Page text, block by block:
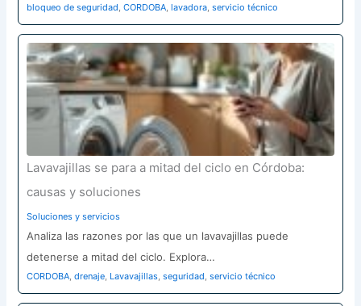
bloqueo de seguridad,CORDOBA,lavadora,servicio técnico
Lavavajillas se para a mitad del ciclo en Córdoba:
causas y soluciones
Soluciones y servicios
Analiza las razones por las que un lavavajillas puede
detenerse a mitad del ciclo. Explora…
CORDOBA,drenaje, Lavavajillas,seguridad,servicio técnico